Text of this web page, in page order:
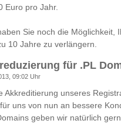
Euro pro Jahr.
Sie noch die
10 Jahre zu verlängern.
für .PL
09:02 Uhr
Akkreditierung unseres
uns von nun an bessere
geben wir natürlich